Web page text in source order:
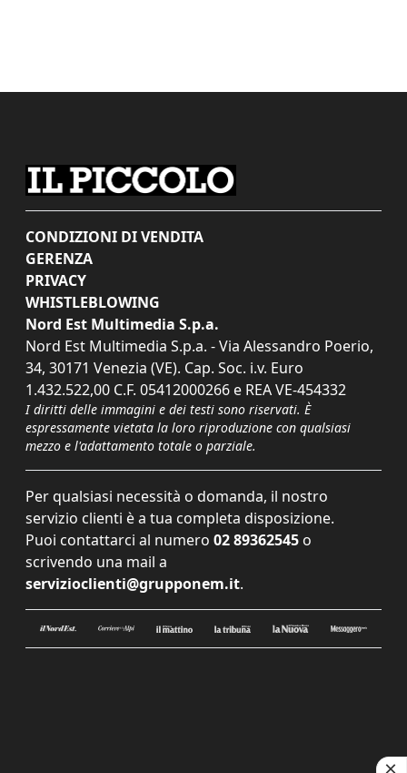
CONDIZIONI DI VENDITA
GERENZA
PRIVACY
WHISTLEBLOWING
Nord Est Multimedia S.p.a.
Nord Est Multimedia S.p.a. - Via Alessandro Poerio,
34, 30171 Venezia (VE). Cap. Soc. i.v. Euro
1.432.522,00 C.F. 05412000266 e REA VE-454332
I diritti delle immagini e dei testi sono riservati. È
espressamente vietata la loro riproduzione con qualsiasi
mezzo e l'adattamento totale o parziale.
Per qualsiasi necessità o domanda, il nostro
servizio clienti è a tua completa disposizione.
Puoi contattarci al numero 02 89362545 o
scrivendo una mail a
servizioclienti@grupponem.it.